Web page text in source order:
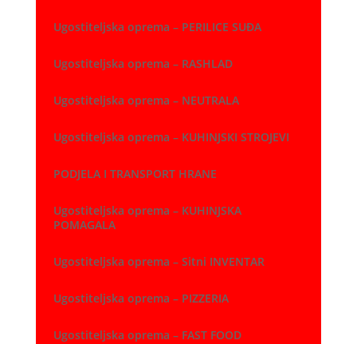
Ugostiteljska oprema – PERILICE SUĐA
Ugostiteljska oprema – RASHLAD
Ugostiteljska oprema – NEUTRALA
Ugostiteljska oprema – KUHINJSKI STROJEVI
PODJELA I TRANSPORT HRANE
Ugostiteljska oprema – KUHINJSKA
POMAGALA
Ugostiteljska oprema – Sitni INVENTAR
Ugostiteljska oprema – PIZZERIA
Ugostiteljska oprema – FAST FOOD